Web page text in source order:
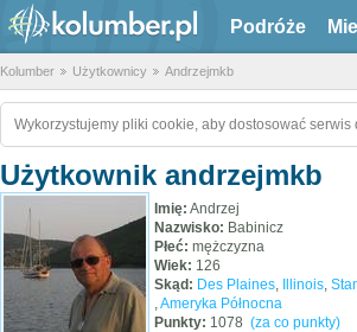
Podróże
Kolumber Użytkownicy Andrzejmkb
Wykorzystujemy pliki cookie, aby dostosować
Użytkownik andrzejmkb
Imię: Andrzej
Nazwisko: Babinicz
Płeć: mężczyzna
Wiek: 126
Skąd: Des Plaines, Illinois,
,Ameryka Północna
Punkty: 1078 (za co punkty)